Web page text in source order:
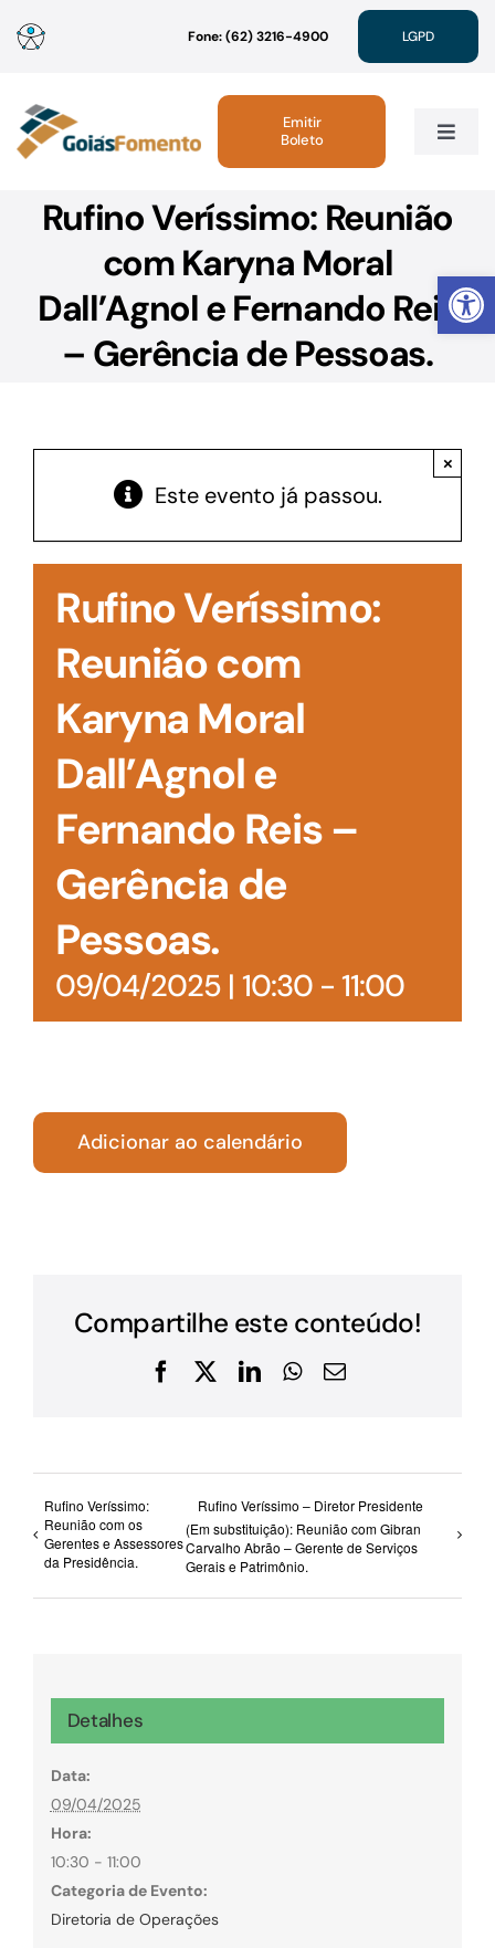
Abrir
para
conteúdo
Fone: (62) 3216-4900 LGPD
Toggle
Institucional
Atendimento
Acesso à Informação
Emitir
Boleto
Rufino Veríssimo: Reunião
com Karyna Moral
Dall’Agnol e Fernando Reis
– Gerência de Pessoas.
Este evento já passou.
×
Rufino Veríssimo:
Reunião com
Karyna Moral
Dall’Agnol e
Fernando Reis –
Gerência de
Pessoas.
09/04/2025 | 10:30- 11:00
Adicionar ao calendário
Compartilhe este conteúdo!
Facebook
X LinkedInWhatsApp
E-
Rufino Veríssimo:
Reunião com os
Gerentes e Assessores
da Presidência.
Rufino Veríssimo – Diretor Presidente
(Em substituição): Reunião com Gibran
Carvalho Abrão – Gerente de Serviços
Gerais e Patrimônio.
Detalhes
Data:
09/04/2025
Hora:
10:30 - 11:00
Categoria de Evento:
Diretoria de Operações